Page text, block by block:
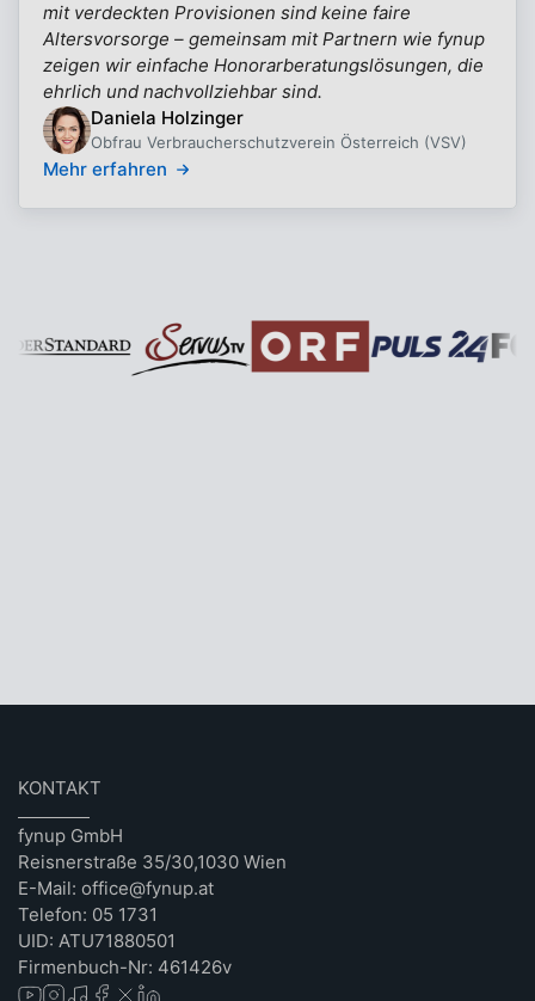
mit verdeckten Provisionen sind keine faire
Altersvorsorge – gemeinsam mit Partnern wie fynup
zeigen wir einfache Honorarberatungslösungen, die
ehrlich und nachvollziehbar sind.
Daniela Holzinger
Obfrau Verbraucherschutzverein Österreich (VSV)
Mehr erfahren
KONTAKT
fynup GmbH
Reisnerstraße 35/30,1030 Wien
E-Mail: office@fynup.at
Telefon: 05 1731
UID: ATU71880501
Firmenbuch-Nr: 461426v